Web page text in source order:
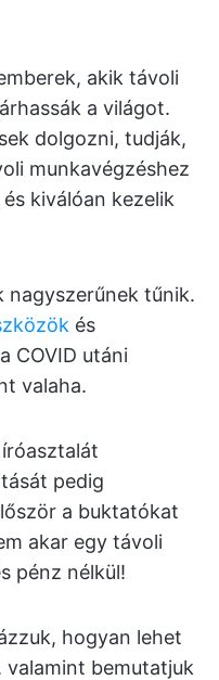
akik távoli
a világot.
dolgozni, tudják,
munkavégzéshez
kiválóan kezelik
nagyszerűnek tűnik.
és
COVID utáni
valaha.
pedig
a buktatókat
akar egy távoli
pénz nélkül!
hogyan lehet
bemutatjuk